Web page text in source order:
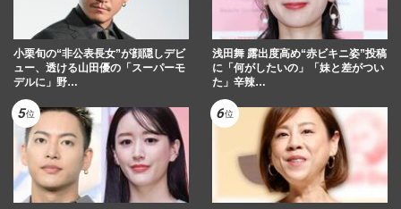
小栗旬の“非公表長女”が顔隠しデビ
ュー、透ける山田優の「スーパーモ
デルに」野…
浅田舞 露出度高め“赤ビキニ姿”投稿
に「何がしたいの」「妹と差がつい
た」辛辣…